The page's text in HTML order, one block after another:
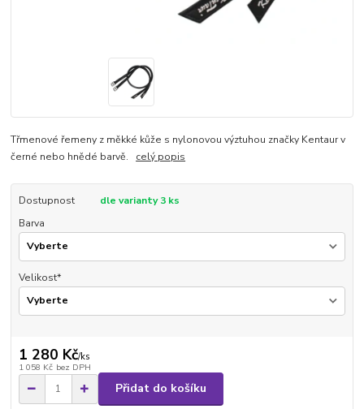
Třmenové řemeny z měkké kůže s nylonovou výztuhou značky Kentaur v
černé nebo hnědé barvě. celý popis
Dostupnost
dle varianty 3 ks
Barva
Velikost*
1 280 Kč/ks
1 058 Kč bez DPH
Přidat do košíku